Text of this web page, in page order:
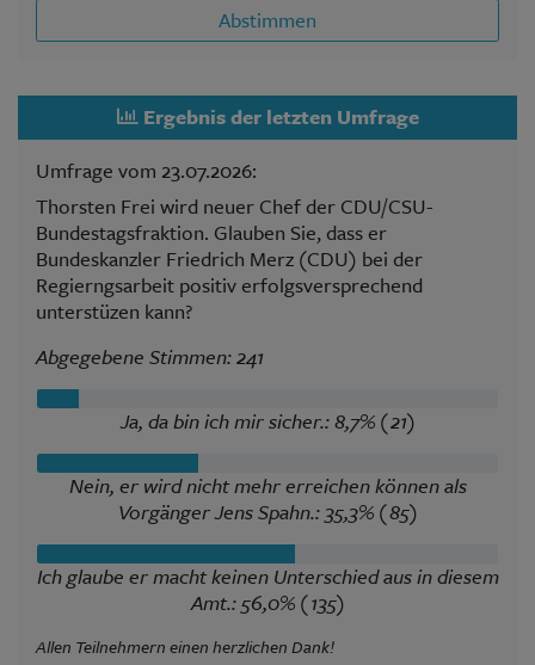
Abstimmen
Ergebnis der letzten Umfrage
Umfrage vom 23.07.2026:
Thorsten Frei wird neuer Chef der CDU/CSU-
Bundestagsfraktion. Glauben Sie, dass er
Bundeskanzler Friedrich Merz (CDU) bei der
Regierngsarbeit positiv erfolgsversprechend
unterstüzen kann?
Abgegebene Stimmen: 241
Ja, da bin ich mir sicher.: 8,7% (21)
Nein, er wird nicht mehr erreichen können als
Vorgänger Jens Spahn.: 35,3% (85)
Ich glaube er macht keinen Unterschied aus in diesem
Amt.: 56,0% (135)
Allen Teilnehmern einen herzlichen Dank!